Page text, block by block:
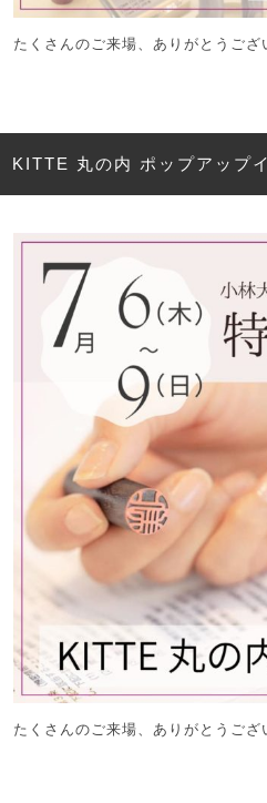
たくさんのご来場、ありがとうござ
KITTE 丸の内 ポップアップ
たくさんのご来場、ありがとうござ